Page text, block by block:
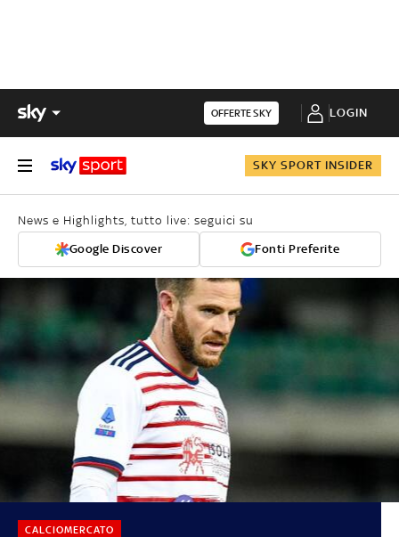
OFFERTE SKY LOGIN
SKY SPORT INSIDER
News e Highlights, tutto live: seguici su
Google Discover Fonti Preferite
CALCIOMERCATO